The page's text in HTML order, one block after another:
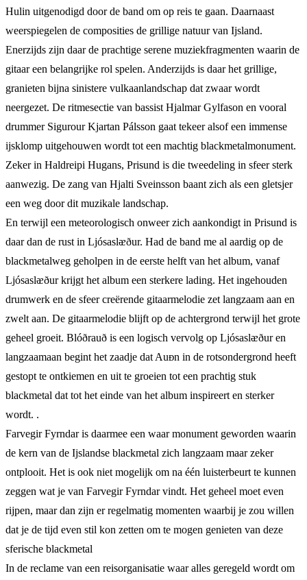
Hulin uitgenodigd door de band om op reis te gaan. Daarnaast
weerspiegelen de composities de grillige natuur van Ijsland.
Enerzijds zijn daar de prachtige serene muziekfragmenten waarin de
gitaar een belangrijke rol spelen. Anderzijds is daar het grillige,
granieten bijna sinistere vulkaanlandschap dat zwaar wordt
neergezet. De ritmesectie van bassist Hjalmar Gylfason en vooral
drummer Sigurour Kjartan Pálsson gaat tekeer alsof een immense
ijsklomp uitgehouwen wordt tot een machtig blackmetalmonument.
Zeker in Haldreipi Hugans, Prisund is die tweedeling in sfeer sterk
aanwezig. De zang van Hjalti Sveinsson baant zich als een gletsjer
een weg door dit muzikale landschap.
En terwijl een meteorologisch onweer zich aankondigt in Prisund is
daar dan de rust in Ljósaslᴂður. Had de band me al aardig op de
blackmetalweg geholpen in de eerste helft van het album, vanaf
Ljósaslᴂður krijgt het album een sterkere lading. Het ingehouden
drumwerk en de sfeer creërende gitaarmelodie zet langzaam aan en
zwelt aan. De gitaarmelodie blijft op de achtergrond terwijl het grote
geheel groeit. Blóðrauð is een logisch vervolg op Ljósaslᴂður en
langzaamaan begint het zaadje dat Auᴆn in de rotsondergrond heeft
gestopt te ontkiemen en uit te groeien tot een prachtig stuk
blackmetal dat tot het einde van het album inspireert en sterker
wordt. .
Farvegir Fyrndar is daarmee een waar monument geworden waarin
de kern van de Ijslandse blackmetal zich langzaam maar zeker
ontplooit. Het is ook niet mogelijk om na één luisterbeurt te kunnen
zeggen wat je van Farvegir Fyrndar vindt. Het geheel moet even
rijpen, maar dan zijn er regelmatig momenten waarbij je zou willen
dat je de tijd even stil kon zetten om te mogen genieten van deze
sferische blackmetal
In de reclame van een reisorganisatie waar alles geregeld wordt om